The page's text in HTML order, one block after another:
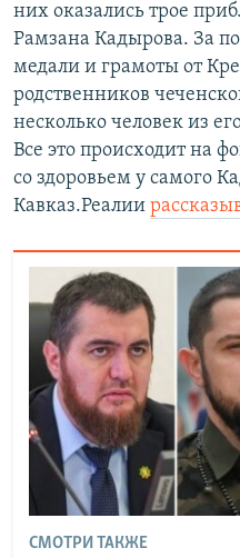
них оказались трое
Рамзана Кадырова. За
медали и грамоты от
родственников
несколько человек из
Все это происходит на
со здоровьем у самого
Кавказ.Реалии
СМОТРИ ТАКЖЕ